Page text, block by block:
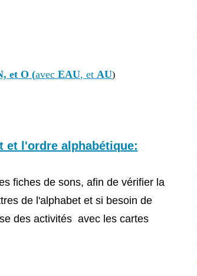
et O (avec EAU, et AU)
et l'ordre alphabétique:
fiches de sons, afin de vérifier la
de l'alphabet et si besoin de
des activités avec les cartes